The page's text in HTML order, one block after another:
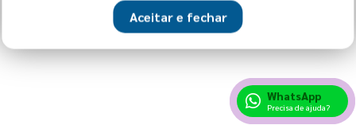
Aceitar e fechar
WhatsApp
Precisa de ajuda?